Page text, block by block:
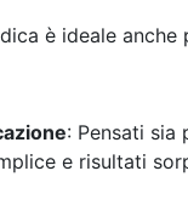
è ideale
: Pensati
e risultati